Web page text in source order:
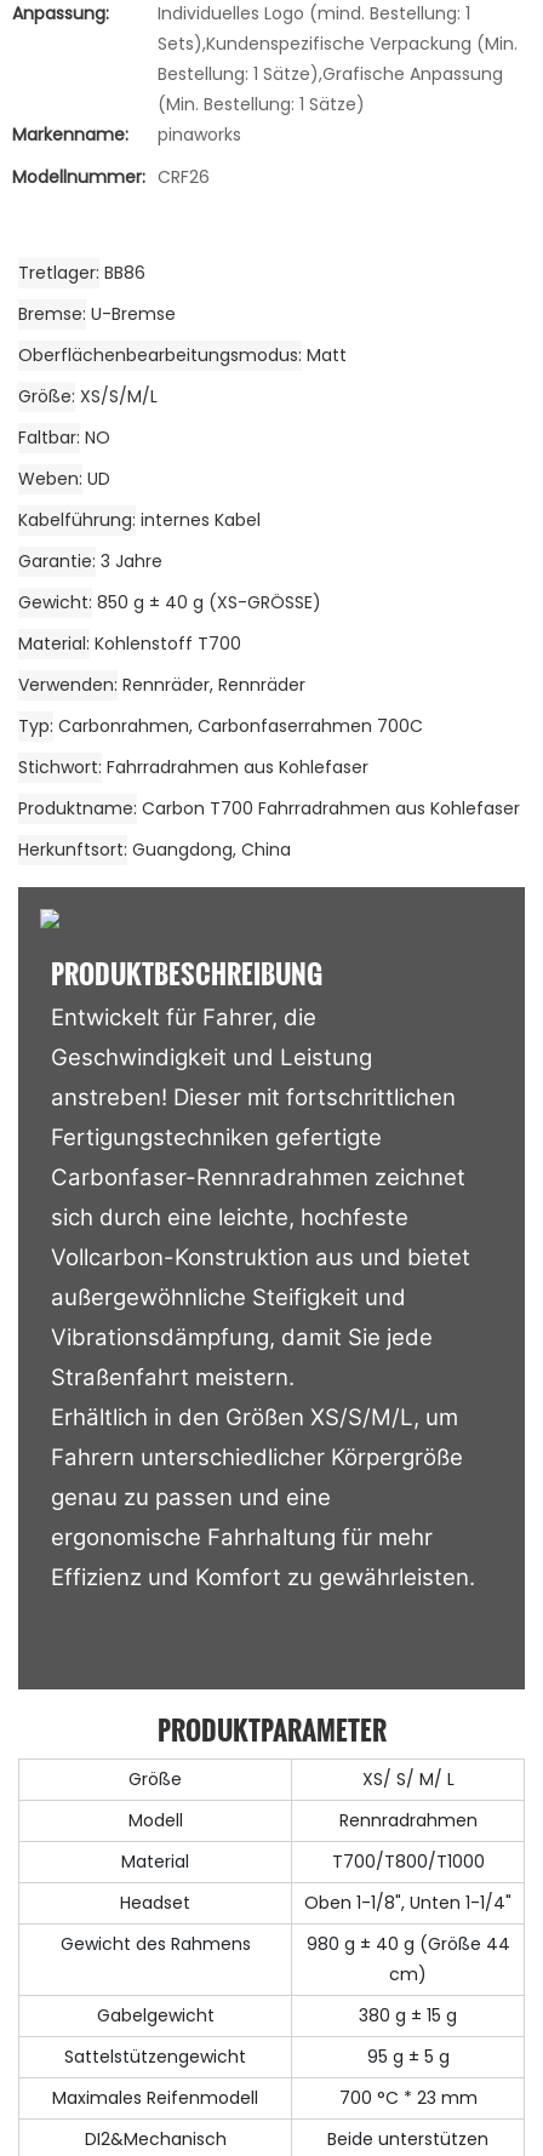
Anpassung:
Individuelles Logo (mind. Bestellung: 1
Sets),Kundenspezifische Verpackung (Min.
Bestellung: 1 Sätze),Grafische Anpassung
(Min. Bestellung: 1 Sätze)
Markenname:
pinaworks
Modellnummer: CRF26
Tretlager BB86
Bremse U-Bremse
Oberflächenbearbeitungsmodus Matt
Größe XS/S/M/L
Faltbar NO
Weben UD
Kabelführung internes Kabel
Garantie 3 Jahre
Gewicht 850 g ± 40 g (XS-GRÖSSE)
Material Kohlenstoff T700
Verwenden Rennräder, Rennräder
Typ Carbonrahmen, Carbonfaserrahmen 700C
Stichwort Fahrradrahmen aus Kohlefaser
Produktname Carbon T700 Fahrradrahmen aus Kohlefaser
Herkunftsort Guangdong, China
PRODUKTBESCHREIBUNG
Entwickelt für Fahrer, die
Geschwindigkeit und Leistung
anstreben! Dieser mit fortschrittlichen
Fertigungstechniken gefertigte
Carbonfaser-Rennradrahmen zeichnet
sich durch eine leichte, hochfeste
Vollcarbon-Konstruktion aus und bietet
außergewöhnliche Steifigkeit und
Vibrationsdämpfung, damit Sie jede
Straßenfahrt meistern.
Erhältlich in den Größen XS/S/M/L, um
Fahrern unterschiedlicher Körpergröße
genau zu passen und eine
ergonomische Fahrhaltung für mehr
Effizienz und Komfort zu gewährleisten.
PRODUKTPARAMETER
Größe
XS/ S/ M/ L
Modell
Rennradrahmen
Material
T700/T800/T1000
Headset
Oben 1-1/8", Unten 1-1/4"
Gewicht des Rahmens
980 g ± 40 g (Größe 44
cm)
Gabelgewicht
380 g ± 15 g
Sattelstützengewicht
95 g ± 5 g
Maximales Reifenmodell
700 °C * 23 mm
DI2&Mechanisch
Beide unterstützen